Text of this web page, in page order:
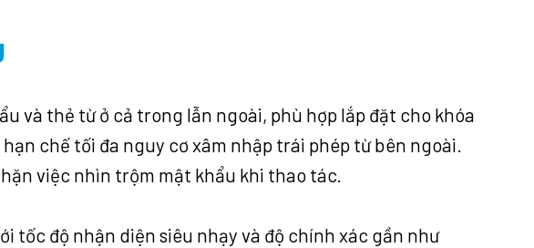
và thẻ từ ở cả trong lẫn ngoài, phù hợp lắp đặt cho khóa
chế tối đa nguy cơ xâm nhập trái phép từ bên ngoài.
việc nhìn trộm mật khẩu khi thao tác.
tốc độ nhận diện siêu nhạy và độ chính xác gần như